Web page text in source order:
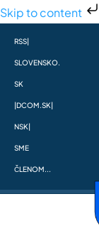
Skip to content
RSS|
SLOVENSKO.
SK
|DCOM.SK|
NSK|
SME
ČLENOM...